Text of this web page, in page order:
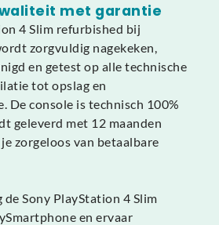
met garantie
4 Slim refurbished bij
zorgvuldig nagekeken,
en getest op alle technische
tot opslag en
De console is technisch 100%
geleverd met 12 maanden
zorgeloos van betaalbare
de Sony PlayStation 4 Slim
en ervaar